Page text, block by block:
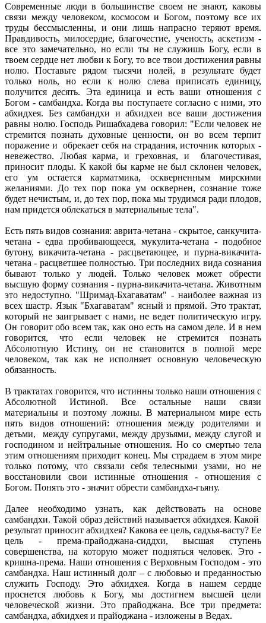
Современные люди в большинстве своем не знают, каковы
связи между человеком, космосом и Богом, поэтому все их
труды бессмысленны, и они лишь напрасно теряют время.
Правдивость, милосердие, благочестие, ученость, аскетизм -
все это замечательно, но если ты не служишь Богу, если в
твоем сердце нет любви к Богу, то все твои достижения равны
нолю. Поставьте рядом тысячи нолей, в результате будет
только ноль, но если к нолю слева приписать единицу,
получится десять. Эта единица и есть ваши отношения с
Богом - самбандха. Когда вы поступаете согласно с ними, это
абхидхея. Без самбандхи и абхидхеи все ваши достижения
равны нолю. Господь Ришабхадева говорил: "Если человек не
стремится познать духовные ценности, он во всем терпит
поражение и обрекает себя на страдания, источник которых -
невежество. Любая карма, и греховная, и благочестивая,
приносит плоды. К какой бы карме не был склонен человек,
его ум остается карматмика, оскверненным мирскими
желаниями. До тех пор пока ум осквернен, сознание тоже
будет нечистым, и, до тех пор, пока мы трудимся ради плодов,
нам придется облекаться в материальные тела".
Есть пять видов сознания: аврита-четана - скрытое, санкучита-
четана - едва пробивающееся, мукулита-четана - подобное
бутону, викачита-четана - расцветающее, и пурна-викачита-
четана - расцветшее полностью. Три последних вида сознания
бывают только у людей. Только человек может обрести
высшую форму сознания - пурна-викачита-четана. Животным
это недоступно. "Шримад-Бхагаватам" - наиболее важная из
всех шастр. Язык "Бхагаватам" ясный и прямой. Это трактат,
который не заигрывает с нами, не ведет политическую игру.
Он говорит обо всем так, как оно есть на самом деле. И в нем
говорится, что если человек не стремится познать
Абсолютную Истину, он не становится в полной мере
человеком, так как не исполняет основную человеческую
обязанность.
В трактатах говорится, что истинны только наши отношения с
Абсолютной Истиной. Все остальные наши связи
материальны и поэтому ложны. В материальном мире есть
пять видов отношений: отношения между родителями и
детьми, между супругами, между друзьями, между слугой и
господином и нейтральные отношения. Но со смертью тела
этим отношениям приходит конец. Мы страдаем в этом мире
только потому, что связали себя телесными узами, но не
восстановили свои истинные отношения - отношения с
Богом. Понять это - значит обрести самбандха-гьяну.
Далее необходимо узнать, как действовать на основе
самбандхи. Такой образ действий называется абхидхея. Какой
результат приносит абхидхея? Какова ее цель, садхья-васту? Ее
цель - према-прайоджана-сиддхи, высшая ступень
совершенства, на которую может подняться человек. Это -
кришна-према. Наши отношения с Верховным Господом - это
самбандха. Наш истинный долг – с любовью и преданностью
служить Господу. Это абхидхея. Когда в нашем сердце
проснется любовь к Богу, мы достигнем высшей цели
человеческой жизни. Это прайоджана. Все три предмета:
самбандха, абхидхея и прайоджана - изложены в Ведах.